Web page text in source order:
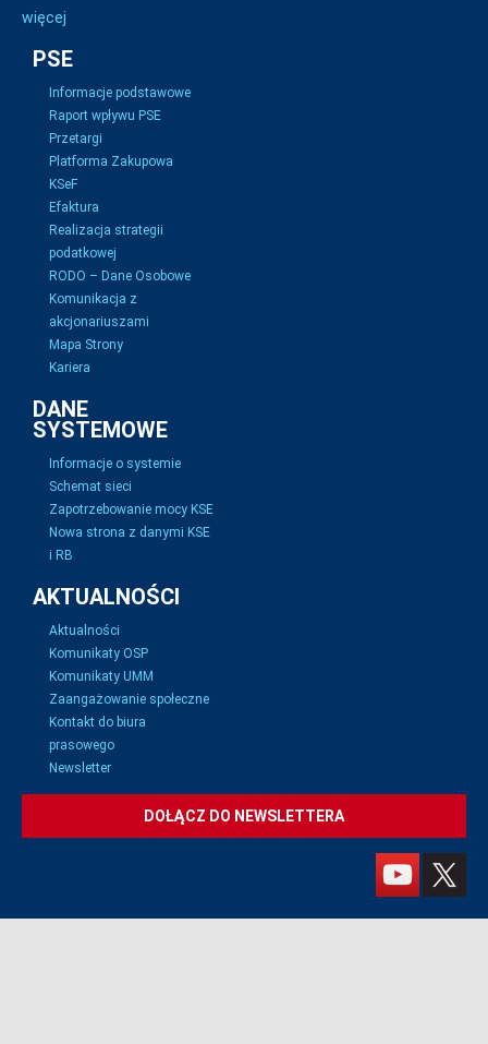
więcej
PSE
Informacje podstawowe
Raport wpływu PSE
Przetargi
Platforma Zakupowa
KSeF
Efaktura
Realizacja strategii
podatkowej
RODO – Dane Osobowe
Komunikacja z
akcjonariuszami
Mapa Strony
Kariera
DANE
SYSTEMOWE
Informacje o systemie
Schemat sieci
Zapotrzebowanie mocy KSE
Nowa strona z danymi KSE
i RB
AKTUALNOŚCI
Aktualności
Komunikaty OSP
Komunikaty UMM
Zaangażowanie społeczne
Kontakt do biura
prasowego
Newsletter
DOŁĄCZ DO NEWSLETTERA